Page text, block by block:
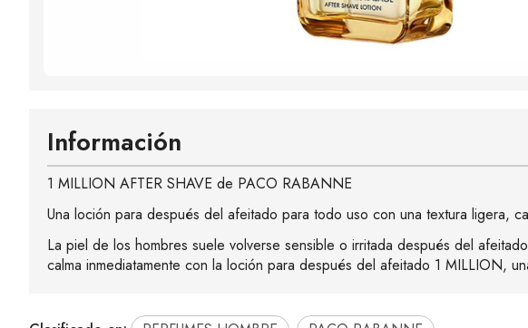
Información
1 MILLION AFTER SHAVE de PACO RABANNE
Una loción para después del afeitado para todo uso con una textura ligera,
La piel de los hombres suele volverse sensible o irritada después del
calma inmediatamente con la loción para después del afeitado 1 MILLION,